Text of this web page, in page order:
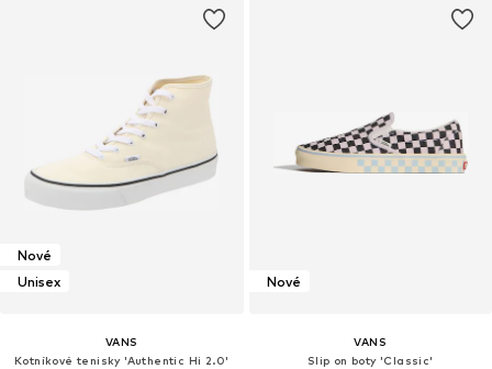
Nové
Unisex
VANS
Kotníkové tenisky 'Authentic Hi 2.0'
Nové
VANS
Slip on boty 'Classic'